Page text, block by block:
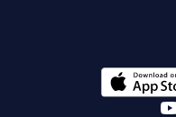
opens in a